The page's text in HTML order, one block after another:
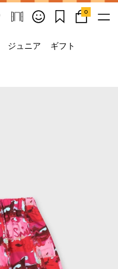
0
ジュニア ギフト